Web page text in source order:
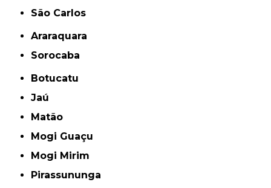
São Carlos
Araraquara
Sorocaba
Botucatu
Jaú
Matão
Mogi Guaçu
Mogi Mirim
Pirassununga